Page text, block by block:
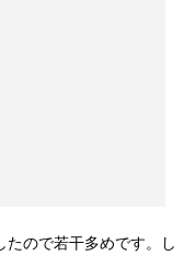
ので若干多めです。し